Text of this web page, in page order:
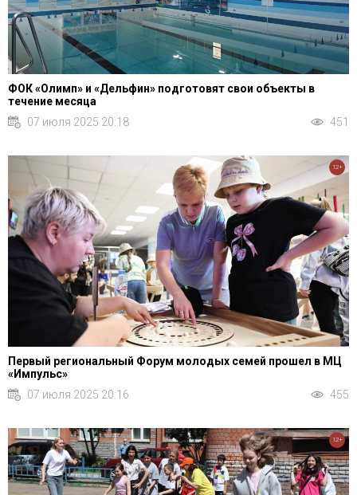
ФОК «Олимп» и «Дельфин» подготовят свои объекты в
течение месяца
07 июля 2025 20:18
451
Первый региональный Форум молодых семей прошел в МЦ
«Импульс»
07 июля 2025 20:16
455
12+
12+